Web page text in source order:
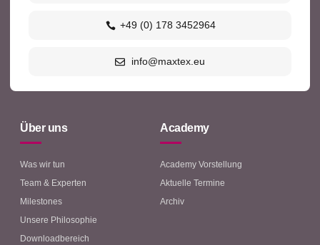
+49 (0) 178 3452964
info@maxtex.eu
Über uns
Was wir tun
Team & Experten
Milestones
Unsere Philosophie
Downloadbereich
Academy
Academy Vorstellung
Aktuelle Termine
Archiv